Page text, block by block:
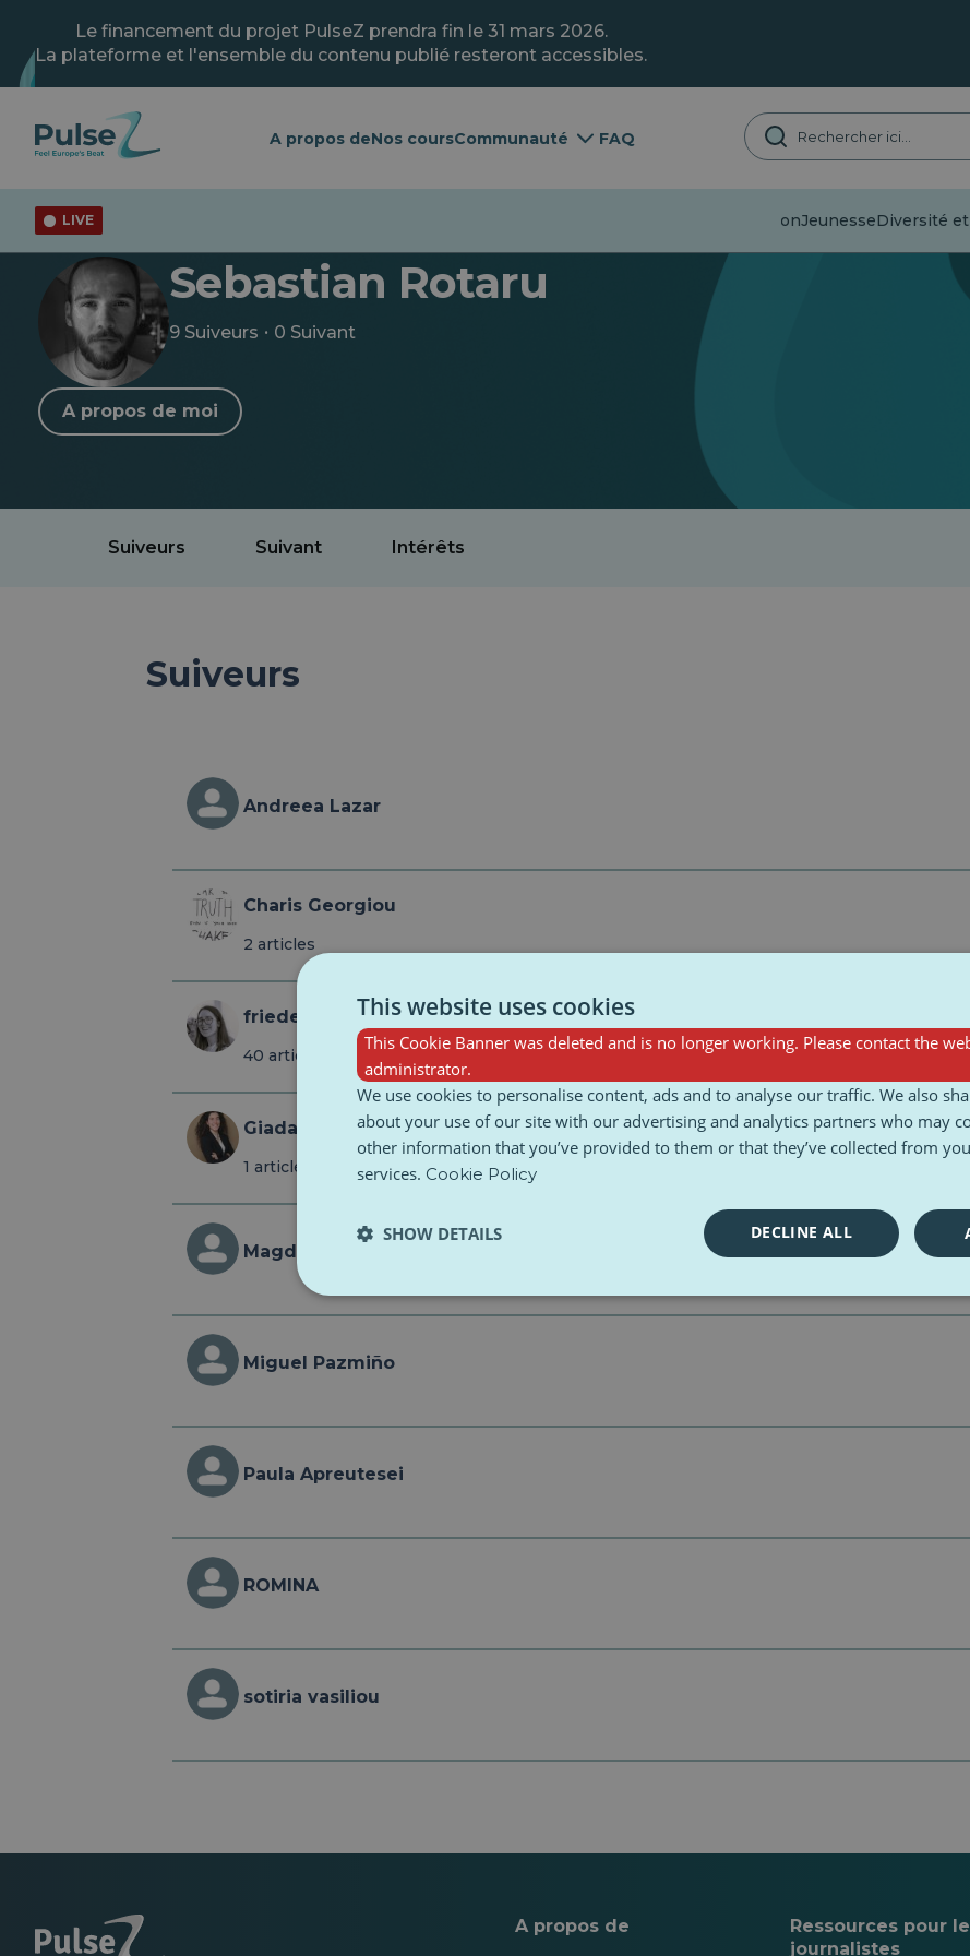
main
content
Le financement du projet PulseZ prendra fin le 31 mars 2026.
La plateforme et l'ensemble du contenu publié resteront accessibles.
A propos deNos coursCommunauté FAQ
LIVE DésinformationJeunesseDiversité et
Sebastian Rotaru
9 Suiveurs · 0 Suivant
A propos de moi
Suiveurs Suivant Intérêts
Suiveurs
Andreea Lazar
Charis Georgiou
2 articles
friederikekroeger
40 articles
Giada
1 article
Magdalena Mihaylova
Miguel Pazmiño
Paula Apreutesei
ROMINA
sotiria vasiliou
A propos de
Ressources pour
journalistes
This website uses cookies
This Cookie Banner was deleted and is no longer working. Please contact the
administrator.
We use cookies to personalise content, ads and to analyse our traffic. We also
about your use of our site with our advertising and analytics partners who may
other information that you’ve provided to them or that they’ve collected from
services. Cookie Policy
DECLINE ALL
SHOW DETAILS